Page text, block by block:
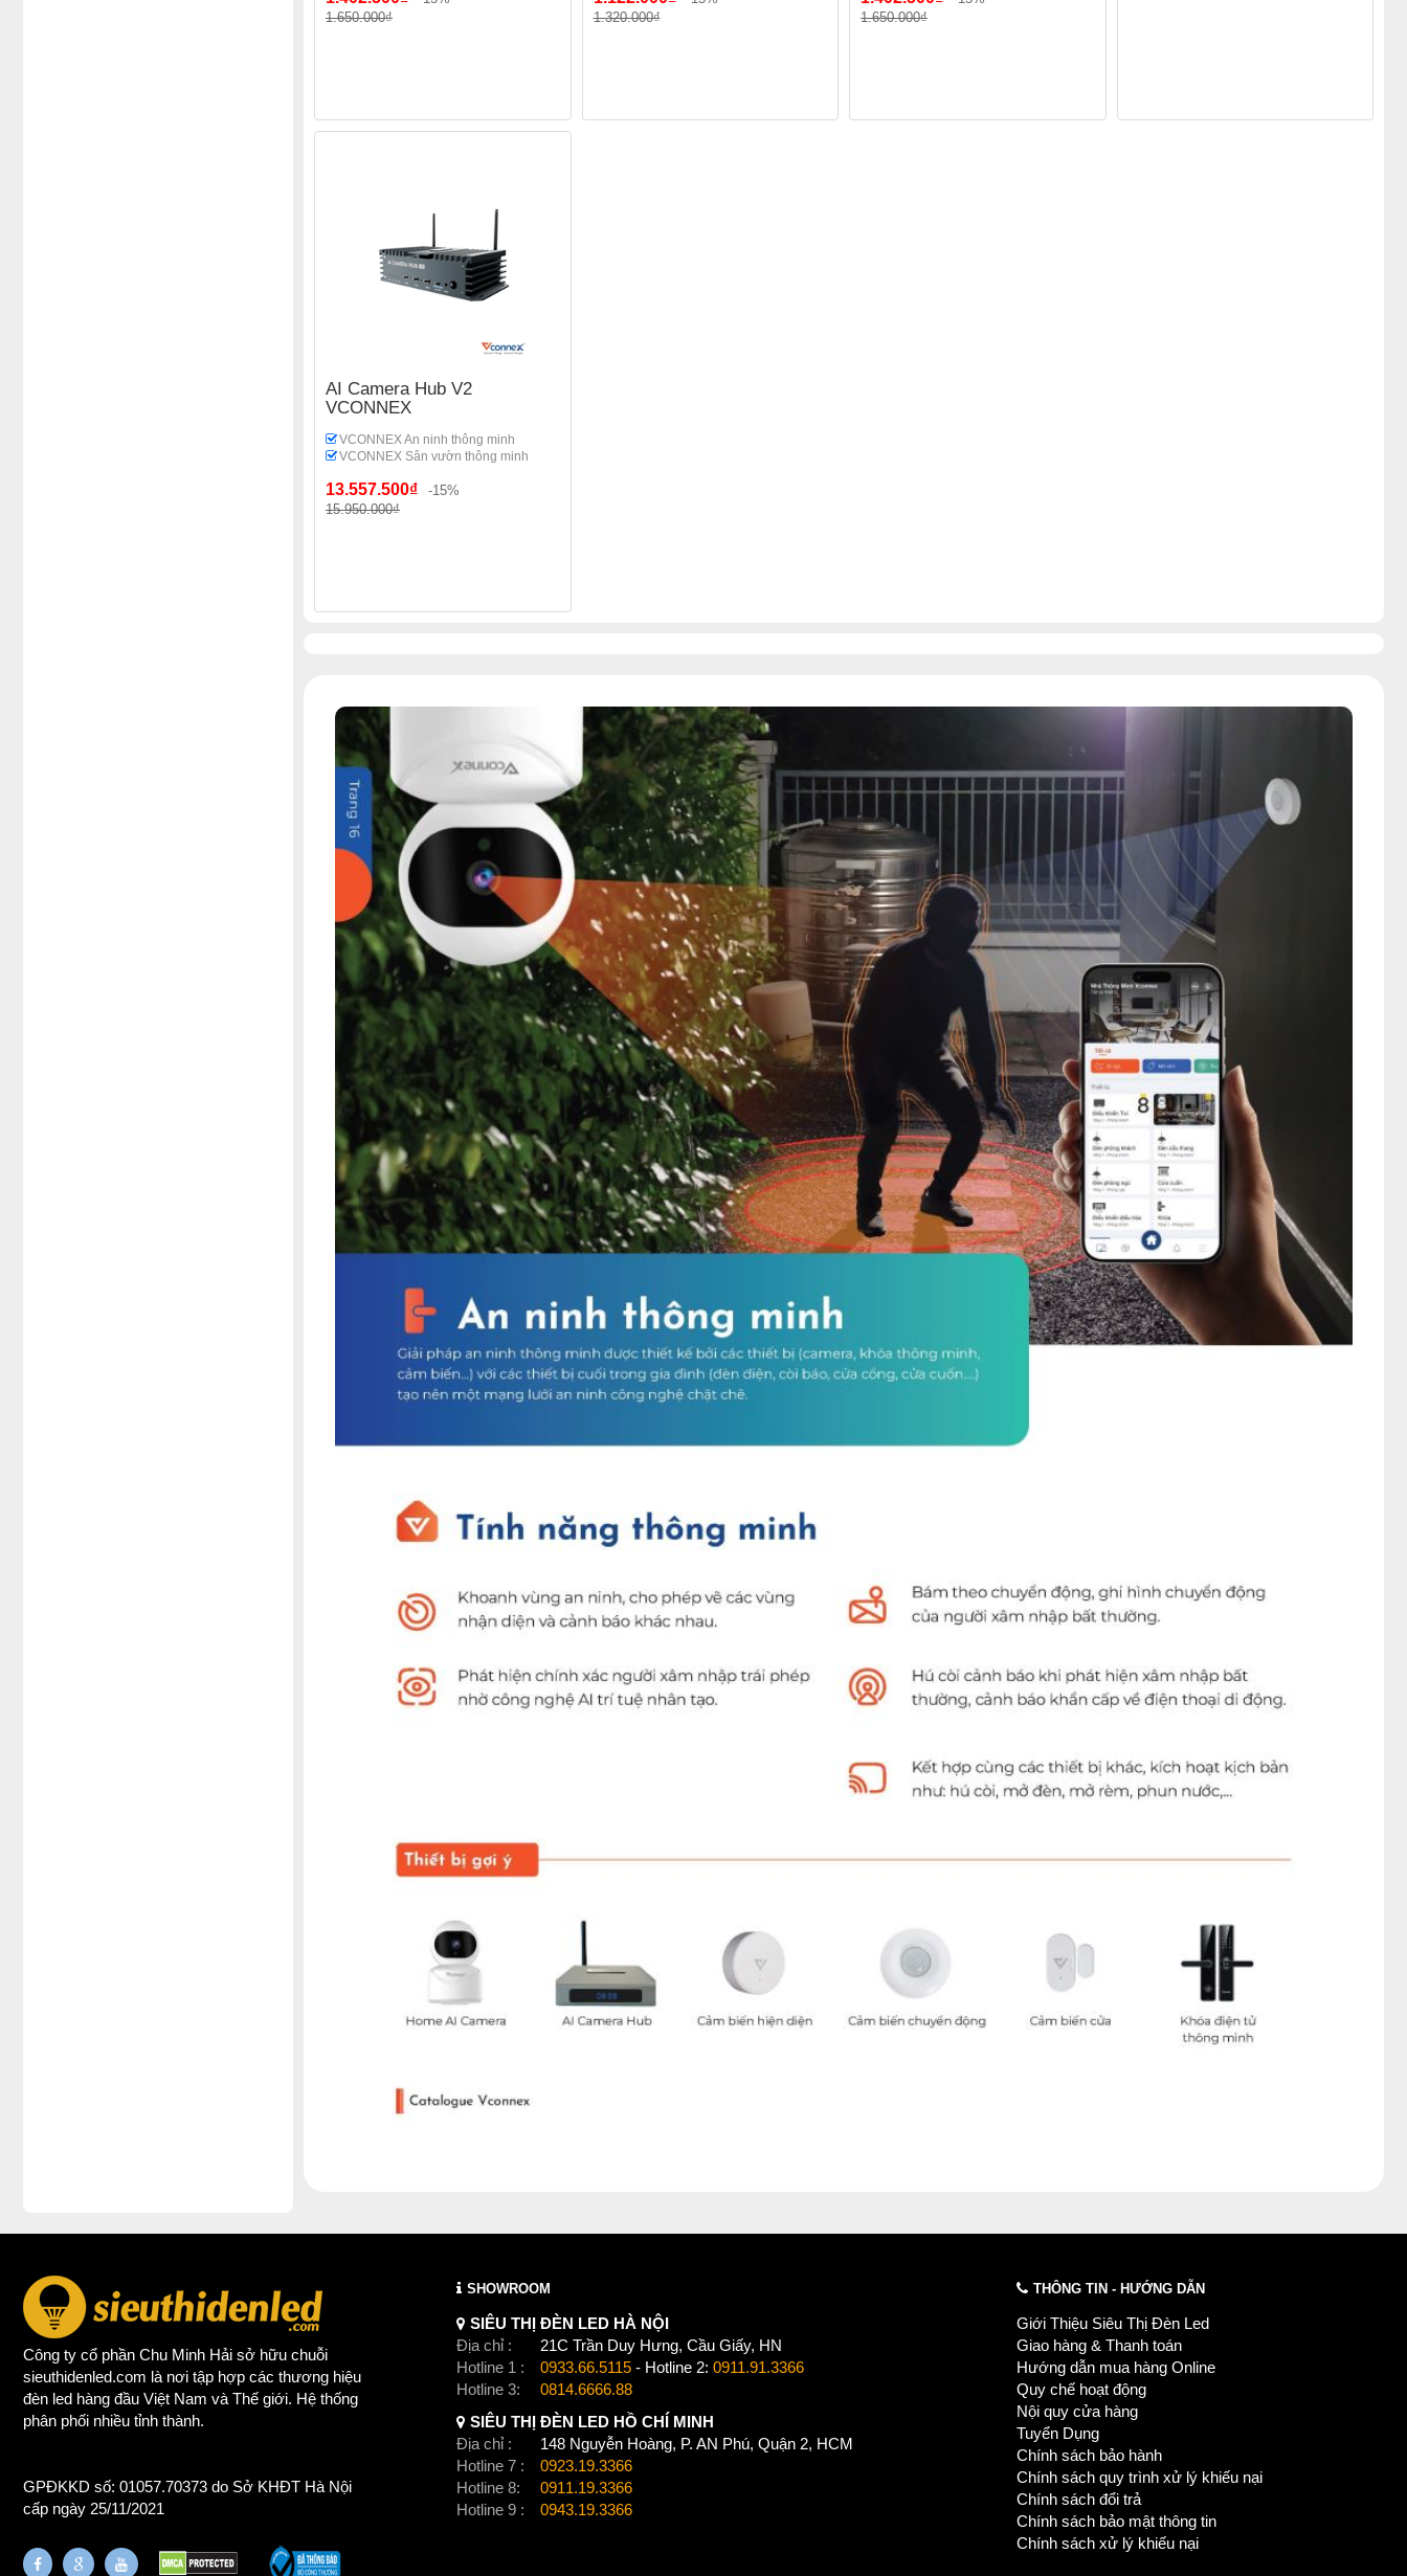
1.650.000₫
1.320.000₫
1.650.000₫
AI Camera Hub V2
VCONNEX
VCONNEX An ninh thông minh
VCONNEX Sân vườn thông minh
13.557.500₫
-15%
15.950.000₫
Công ty cổ phần Chu Minh Hải sở hữu chuỗi
sieuthidenled.com là nơi tập hợp các thương hiệu
đèn led hàng đầu Việt Nam và Thế giới. Hệ thống
phân phối nhiều tỉnh thành.
GPĐKKD số: 01057.70373 do Sở KHĐT Hà Nội
cấp ngày 25/11/2021
SHOWROOM
SIÊU THỊ ĐÈN LED HÀ NỘI
Địa chỉ :
21C Trần Duy Hưng, Cầu Giấy, HN
Hotline 1 :
0933.66.5115 - Hotline 2: 0911.91.3366
Hotline 3:
0814.6666.88
SIÊU THỊ ĐÈN LED HỒ CHÍ MINH
Địa chỉ :
148 Nguyễn Hoàng, P. AN Phú, Quận 2, HCM
Hotline 7 :
0923.19.3366
Hotline 8:
0911.19.3366
Hotline 9 :
0943.19.3366
THÔNG TIN - HƯỚNG DẪN
Giới Thiệu Siêu Thị Đèn Led
Giao hàng & Thanh toán
Hướng dẫn mua hàng Online
Quy chế hoạt động
Nội quy cửa hàng
Tuyển Dụng
Chính sách bảo hành
Chính sách quy trình xử lý khiếu nại
Chính sách đổi trả
Chính sách bảo mật thông tin
Chính sách xử lý khiếu nại